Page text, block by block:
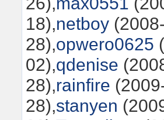
18),netboy
28),opwero0625
02),qdenise
28),rainfire
28),stanyen